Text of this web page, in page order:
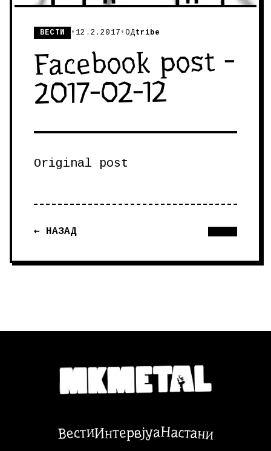
ВЕСТИ • 12.2.2017 •ОДtribe
Facebook post -
2017-02-12
Original post
← НАЗАД
ВестиИнтервјуаНастани